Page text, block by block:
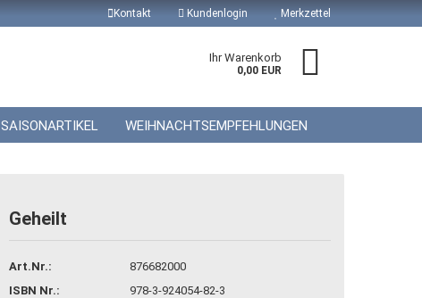
Kontakt Kundenlogin
Konto erstellen
Passwort vergessen?
Merkzettel
Ihr Warenkorb
0,00 EUR
SAISONARTIKEL WEIHNACHTSEMPFEHLUNGEN
Geheilt
Art.Nr.:
876682000
ISBN Nr.:
978-3-924054-82-3